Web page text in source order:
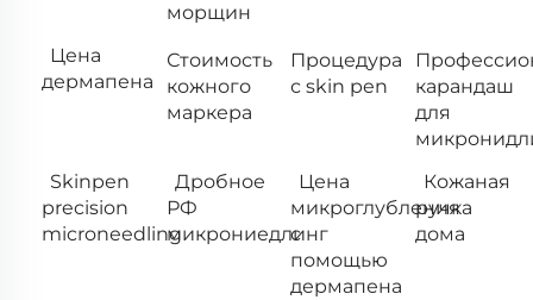
морщин
Цена
дермапена
Стоимость
кожного
маркера
Процедура
с skin pen
карандаш
для
Skinpen
precision
microneedling
Дробное
РФ
микрониедлинг
Цена
микроглубления
с
помощью
дермапена
Кожаная
ручка
дома